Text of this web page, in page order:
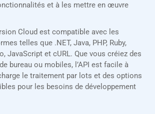
et à les mettre en œuvre
Cloud est compatible avec les
telles que .NET, Java, PHP, Ruby,
JavaScript et cURL. Que vous créiez des
bureau ou mobiles, l’API est facile à
le traitement par lots et des options
pour les besoins de développement